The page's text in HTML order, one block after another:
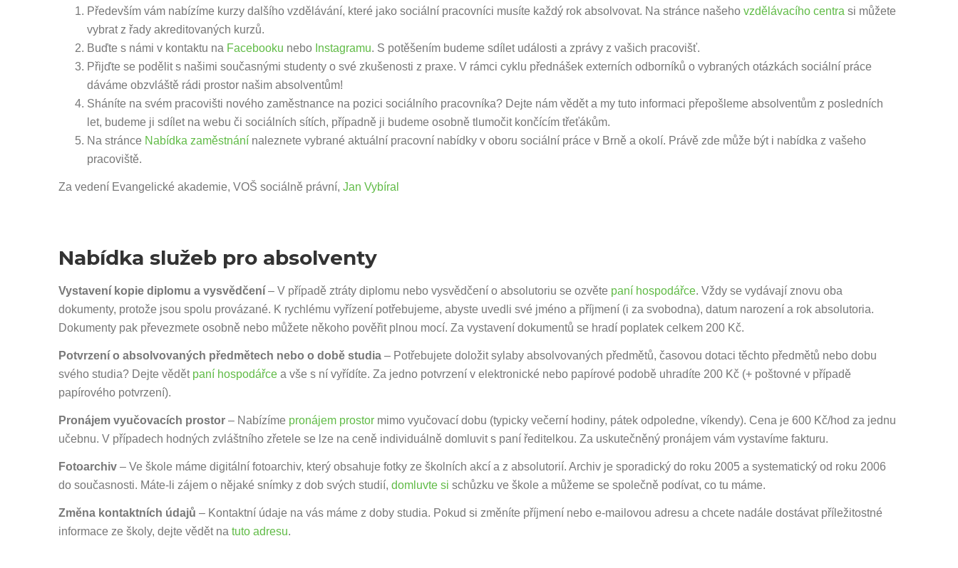
Především vám nabízíme kurzy dalšího vzdělávání, které jako sociální pracovníci musíte každý rok absolvovat. Na stránce našeho vzdělávacího centra si můžete
vybrat z řady akreditovaných kurzů.
Buďte s námi v kontaktu na Facebooku nebo Instagramu. S potěšením budeme sdílet události a zprávy z vašich pracovišť.
Přijďte se podělit s našimi současnými studenty o své zkušenosti z praxe. V rámci cyklu přednášek externích odborníků o vybraných otázkách sociální práce
dáváme obzvláště rádi prostor našim absolventům!
Sháníte na svém pracovišti nového zaměstnance na pozici sociálního pracovníka? Dejte nám vědět a my tuto informaci přepošleme absolventům z posledních
let, budeme ji sdílet na webu či sociálních sítích, případně ji budeme osobně tlumočit končícím třeťákům.
Na stránce Nabídka zaměstnání naleznete vybrané aktuální pracovní nabídky v oboru sociální práce v Brně a okolí. Právě zde může být i nabídka z vašeho
pracoviště.
Za vedení Evangelické akademie, VOŠ sociálně právní, Jan Vybíral
Nabídka služeb pro absolventy
Vystavení kopie diplomu a vysvědčení – V případě ztráty diplomu nebo vysvědčení o absolutoriu se ozvěte paní hospodářce. Vždy se vydávají znovu oba
dokumenty, protože jsou spolu provázané. K rychlému vyřízení potřebujeme, abyste uvedli své jméno a příjmení (i za svobodna), datum narození a rok absolutoria.
Dokumenty pak převezmete osobně nebo můžete někoho pověřit plnou mocí. Za vystavení dokumentů se hradí poplatek celkem 200 Kč.
Potvrzení o absolvovaných předmětech nebo o době studia – Potřebujete doložit sylaby absolvovaných předmětů, časovou dotaci těchto předmětů nebo dobu
svého studia? Dejte vědět paní hospodářce a vše s ní vyřídíte. Za jedno potvrzení v elektronické nebo papírové podobě uhradíte 200 Kč (+ poštovné v případě
papírového potvrzení).
Pronájem vyučovacích prostor – Nabízíme pronájem prostor mimo vyučovací dobu (typicky večerní hodiny, pátek odpoledne, víkendy). Cena je 600 Kč/hod za jednu
učebnu. V případech hodných zvláštního zřetele se lze na ceně individuálně domluvit s paní ředitelkou. Za uskutečněný pronájem vám vystavíme fakturu.
Fotoarchiv – Ve škole máme digitální fotoarchiv, který obsahuje fotky ze školních akcí a z absolutorií. Archiv je sporadický do roku 2005 a systematický od roku 2006
do současnosti. Máte-li zájem o nějaké snímky z dob svých studií, domluvte si schůzku ve škole a můžeme se společně podívat, co tu máme.
Změna kontaktních údajů – Kontaktní údaje na vás máme z doby studia. Pokud si změníte příjmení nebo e-mailovou adresu a chcete nadále dostávat příležitostné
informace ze školy, dejte vědět na tuto adresu.